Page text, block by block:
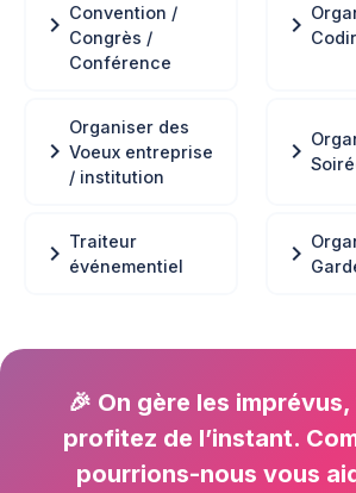
chevron_right Convention /
Congrès /
Conférence
chevron_right
chevron_right
Organiser des
Voeux entreprise
/ institution
chevron_right
chevron_right Traiteur
événementiel
chevron_right
🎉 On gère les
profitez de l’instant.
pourrions-nous vous